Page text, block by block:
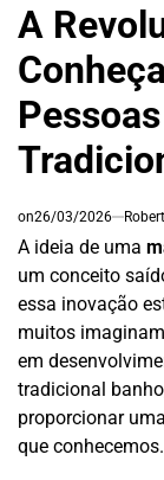
A
on26/03/2026
A ideia de uma
um conceito
essa inovação
muitos
em
tradicional
proporcionar
que conhecemos.